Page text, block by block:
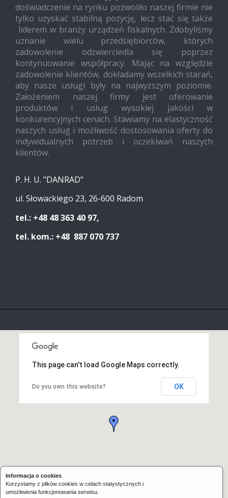
Informacja o cookies
Korzystamy z plików cookies w celach statystycznych i
umożliwienia funkcjonowania serwisu.
doświadczenie na rynku pozwoliło naszej firmie nie
tylko uzyskać stabilną pozycję, lecz stać się także
liderem w branży urządzeń fiskalnych. Zdobyliśmy
uznanie wielu przedsiębiorców, których
zadowolenie odzwierciedla się poprzez
kontynuowanie współpracy. Mając na względzie
zadowolenie klientów, dokładamy wszelkich starań,
aby nasze usługi były na najwyższym poziomie.
Założeniem naszej firmy jest oferowanie
produktów i usług wysokiej jakości w
konkurencyjnych cenach. Stawiamy na elastyczność
naszych usług i możliwość dostosowania oferty do
indywidualnych potrzeb i oczekiwań naszych
klientów.
P. H. U. "DANRAD"
ul. Słowackiego 23, 26-600 Radom
tel.: +48 48 363 40 97,
tel. kom.: +48 887 070 737
This page can't load Google Maps correctly.
Do you own this website? OK